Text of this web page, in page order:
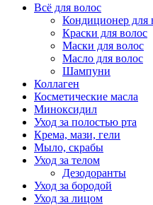
Всё для волос
Кондиционер для
Краски для волос
Маски для волос
Масло для волос
Шампуни
Коллаген
Косметические масла
Миноксидил
Уход за полостью рта
Крема, мази, гели
Мыло, скрабы
Уход за телом
Дезодоранты
Уход за бородой
Уход за лицом